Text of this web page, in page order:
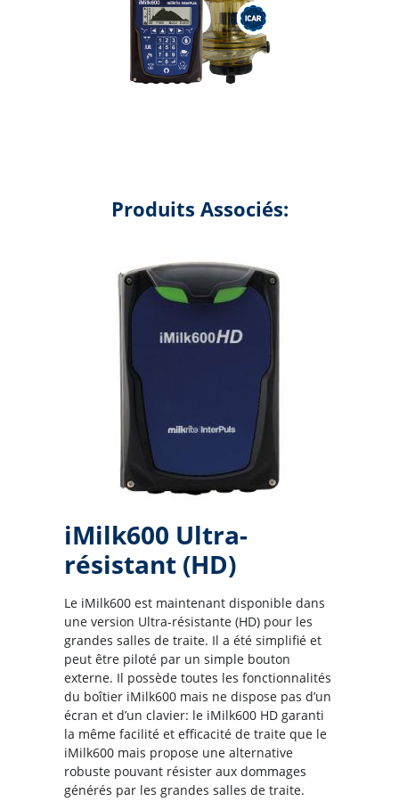
Produits Associés:
iMilk600 Ultra-
résistant (HD)
Le iMilk600 est maintenant disponible dans
une version Ultra-résistante (HD) pour les
grandes salles de traite. Il a été simplifié et
peut être piloté par un simple bouton
externe. Il possède toutes les fonctionnalités
du boîtier iMilk600 mais ne dispose pas d’un
écran et d’un clavier: le iMilk600 HD garanti
la même facilité et efficacité de traite que le
iMilk600 mais propose une alternative
robuste pouvant résister aux dommages
générés par les grandes salles de traite.